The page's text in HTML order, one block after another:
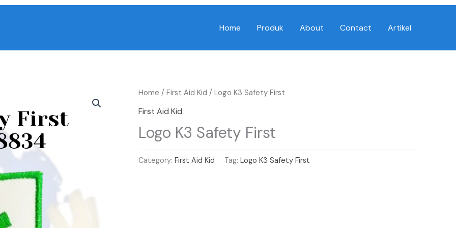
Home Produk About Contact Artikel
Home / First Aid Kid / Logo K3 Safety First
First Aid Kid
Logo K3 Safety First
Category: First Aid Kid Tag: Logo K3 Safety First